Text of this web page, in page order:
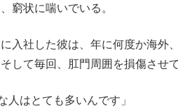
窮状に喘いでいる。
入社した彼は、年に何度か海外
して毎回、肛門周囲を損傷させ
人はとても多いんです」